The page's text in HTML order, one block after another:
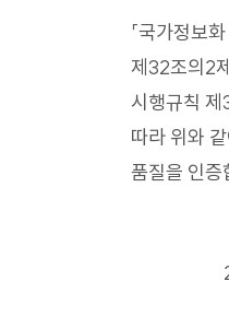
「국가정보
제32조의2
시행규칙
따라 위와
품질을 인증